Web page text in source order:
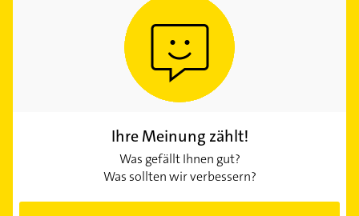
Ihre Meinung zählt!
Was gefällt Ihnen gut?
Was sollten wir verbessern?